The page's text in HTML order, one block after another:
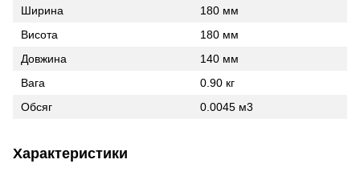
Ширина
180 мм
Висота
180 мм
Довжина
140 мм
Вага
0.90 кг
Обсяг
0.0045 м3
Характеристики